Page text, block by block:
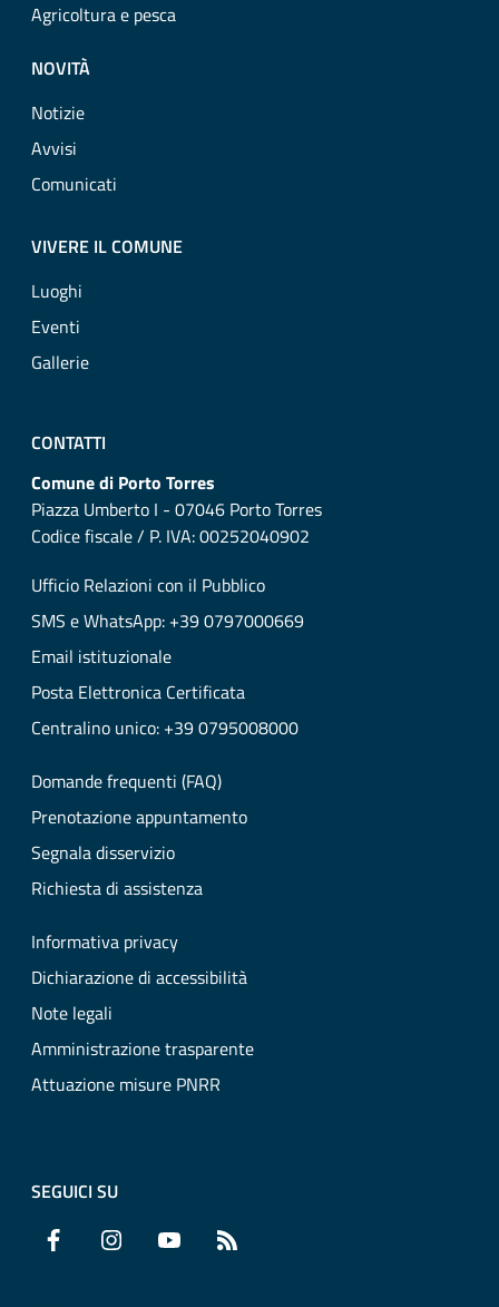
Agricoltura e pesca
NOVITÀ
Notizie
Avvisi
Comunicati
VIVERE IL COMUNE
Luoghi
Eventi
Gallerie
CONTATTI
Comune di Porto Torres
Piazza Umberto I - 07046 Porto Torres
Codice fiscale / P. IVA: 00252040902
Ufficio Relazioni con il Pubblico
SMS e WhatsApp: +39 0797000669
Email istituzionale
Posta Elettronica Certificata
Centralino unico: +39 0795008000
Domande frequenti (FAQ)
Prenotazione appuntamento
Segnala disservizio
Richiesta di assistenza
Informativa privacy
Dichiarazione di accessibilità
Note legali
Amministrazione trasparente
Attuazione misure PNRR
SEGUICI SU
Facebook Instagram YouTube